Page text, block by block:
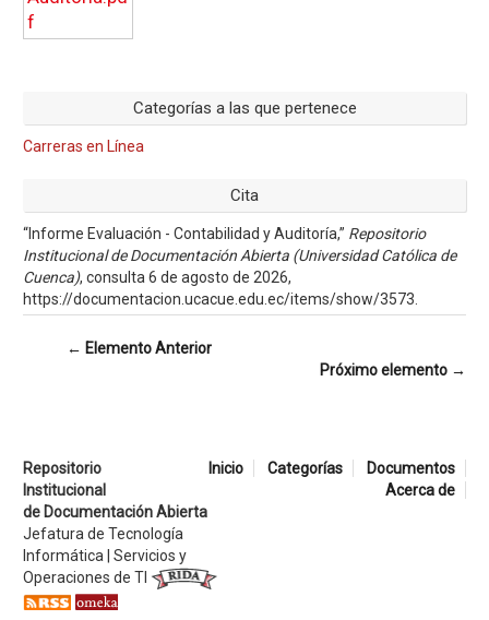
Categorías a las que pertenece
Carreras en Línea
Cita
“Informe Evaluación - Contabilidad y Auditoría,” Repositorio
Institucional de Documentación Abierta (Universidad Católica de
Cuenca), consulta 6 de agosto de 2026,
https://documentacion.ucacue.edu.ec/items/show/3573
← Elemento Anterior
Próximo elemento →
Inicio Categorías
Documentos
Acerca de
Repositorio
Institucional
de Documentación Abierta
Jefatura de Tecnología
Informática | Servicios y
Operaciones de TI